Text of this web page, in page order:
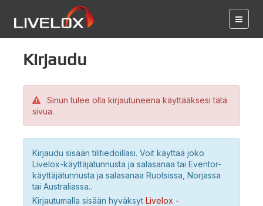
Kirjaudu
Sinun tulee olla kirjautuneena käyttääksesi tätä
sivua.
Kirjaudu sisään tilitiedoillasi. Voit käyttää joko
Livelox-käyttäjätunnusta ja salasanaa tai Eventor-
käyttäjätunnusta ja salasanaa Ruotsissa, Norjassa
tai Australiassa..
Kirjautumalla sisään hyväksyt Livelox -